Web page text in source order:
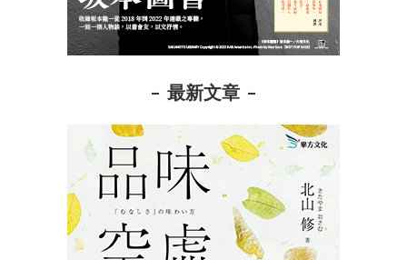
最新文章